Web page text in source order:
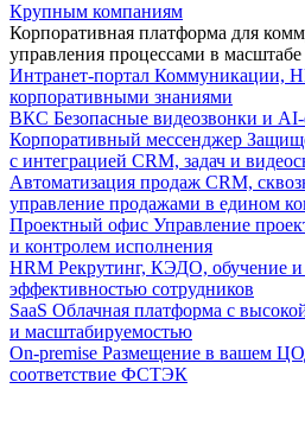
Крупным компаниям
Корпоративная платформа для
управления процессами в масштабе
Интранет-портал Коммуникации,
корпоративными знаниями
ВКС Безопасные видеозвонки и
Корпоративный мессенджер
с интеграцией CRM, задач и
Автоматизация продаж CRM,
управление продажами в едином
Проектный офис Управление
и контролем исполнения
HRM Рекрутинг, КЭДО, обучение и
эффективностью сотрудников
SaaS Облачная платформа с
и масштабируемостью
On-premise Размещение в вашем
соответствие ФСТЭК